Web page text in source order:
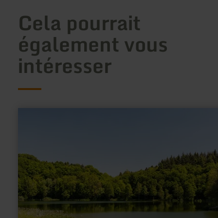
Cela pourrait
également vous
intéresser